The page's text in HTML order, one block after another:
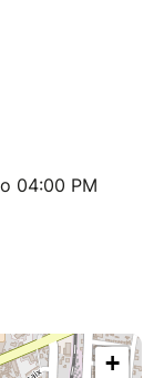
04:00 PM
+